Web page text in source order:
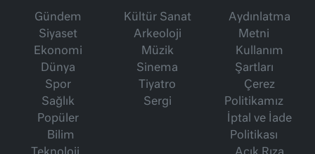
Gündem
Siyaset
Ekonomi
Dünya
Spor
Sağlık
Popüler
Bilim
Kültür Sanat
Arkeoloji
Müzik
Sinema
Tiyatro
Sergi
Aydınlatma
Metni
Kullanım
Şartları
Çerez
Politikamız
İptal ve İade
Politikası